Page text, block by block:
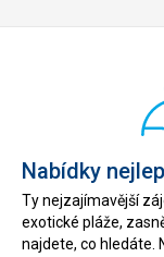
Nabídky
Ty nejzajímavější
exotické pláže,
najdete, co hledáte.